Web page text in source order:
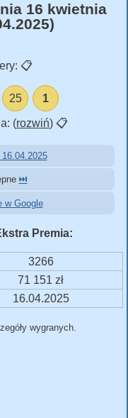
16 kwietnia
📋
25 1
(rozwiń) 📋
⏭️
w Google
Premia:
3266
71 151 zł
16.04.2025
wygranych.